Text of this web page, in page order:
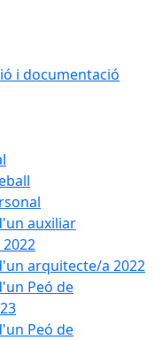
i documentació
auxiliar
arquitecte/a 2022
Peó de
Peó de